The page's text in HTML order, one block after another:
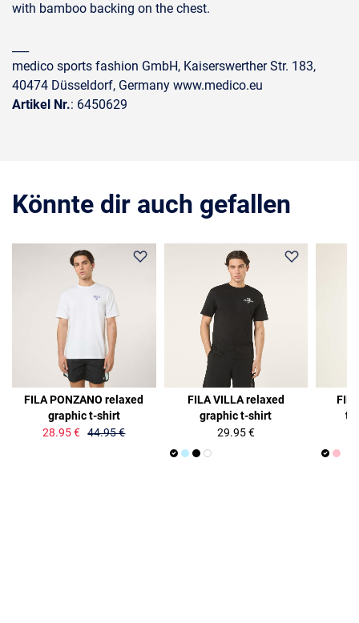
with bamboo backing on the chest.
medico sports fashion GmbH, Kaiserswerther Str. 183,
40474 Düsseldorf, Germany www.medico.eu
Artikel Nr.: 6450629
Könnte dir auch gefallen
FILA PONZANO relaxed
graphic t-shirt
28.95 € 44.95 €
FILA VILLA relaxed
graphic t-shirt
29.95 €